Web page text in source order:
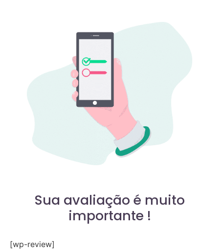
Sua avaliação é muito
importante !
[wp-review]